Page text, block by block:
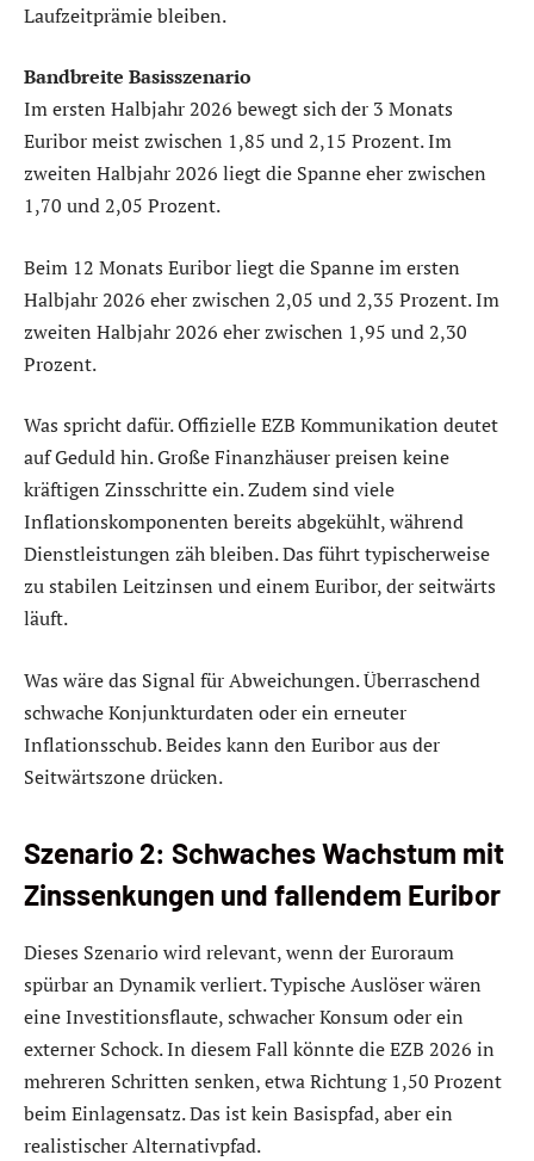
Laufzeitprämie bleiben.
Bandbreite Basisszenario
Im ersten Halbjahr 2026 bewegt sich der 3 Monats
Euribor meist zwischen 1,85 und 2,15 Prozent. Im
zweiten Halbjahr 2026 liegt die Spanne eher zwischen
1,70 und 2,05 Prozent.
Beim 12 Monats Euribor liegt die Spanne im ersten
Halbjahr 2026 eher zwischen 2,05 und 2,35 Prozent. Im
zweiten Halbjahr 2026 eher zwischen 1,95 und 2,30
Prozent.
Was spricht dafür. Offizielle EZB Kommunikation deutet
auf Geduld hin. Große Finanzhäuser preisen keine
kräftigen Zinsschritte ein. Zudem sind viele
Inflationskomponenten bereits abgekühlt, während
Dienstleistungen zäh bleiben. Das führt typischerweise
zu stabilen Leitzinsen und einem Euribor, der seitwärts
läuft.
Was wäre das Signal für Abweichungen. Überraschend
schwache Konjunkturdaten oder ein erneuter
Inflationsschub. Beides kann den Euribor aus der
Seitwärtszone drücken.
Szenario 2: Schwaches Wachstum mit
Zinssenkungen und fallendem Euribor
Dieses Szenario wird relevant, wenn der Euroraum
spürbar an Dynamik verliert. Typische Auslöser wären
eine Investitionsflaute, schwacher Konsum oder ein
externer Schock. In diesem Fall könnte die EZB 2026 in
mehreren Schritten senken, etwa Richtung 1,50 Prozent
beim Einlagensatz. Das ist kein Basispfad, aber ein
realistischer Alternativpfad.